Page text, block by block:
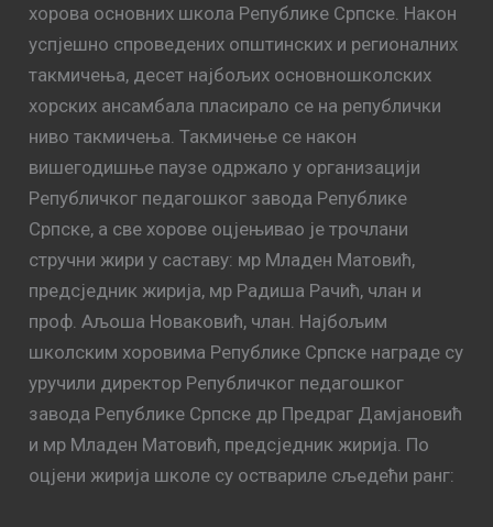
хорова основних школа Републике Српске. Након
успјешно спроведених општинских и регионалних
такмичења, десет најбољих основношколских
хорских ансамбала пласирало се на републички
ниво такмичења. Такмичење се након
вишегодишње паузе одржало у организацији
Републичког педагошког завода Републике
Српске, а све хорове оцјењивао је трочлани
стручни жири у саставу: мр Младен Матовић,
предсједник жирија, мр Радиша Рачић, члан и
проф. Аљоша Новаковић, члан. Најбољим
школским хоровима Републике Српске награде су
уручили директор Републичког педагошког
завода Републике Српске др Предраг Дамјановић
и мр Младен Матовић, предсједник жирија. По
оцјени жирија школе су оствариле сљедећи ранг: